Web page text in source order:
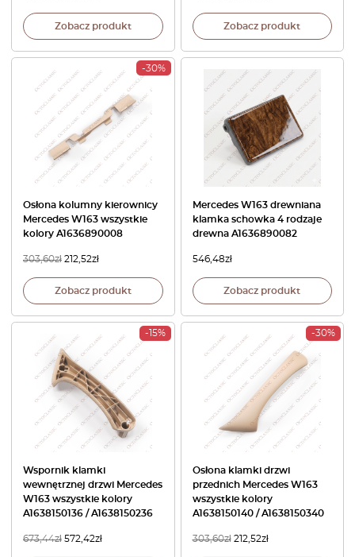
Zobacz produkt Zobacz produkt
-30%
Osłona kolumny kierownicy
Mercedes W163 wszystkie
kolory A1636890008
303,60zł 212,52zł
Zobacz produkt
Mercedes W163 drewniana
klamka schowka 4 rodzaje
drewna A1636890082
546,48zł
Zobacz produkt
-15%
Wspornik klamki
wewnętrznej drzwi Mercedes
W163 wszystkie kolory
A1638150136 / A1638150236
673,44zł 572,42zł
-30%
Osłona klamki drzwi
przednich Mercedes W163
wszystkie kolory
A1638150140 / A1638150340
303,60zł 212,52zł